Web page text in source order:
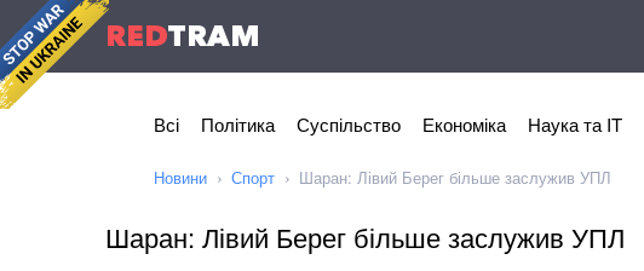
REDTRAM
Всі Політика Суспільство Економіка Наука та IT
Новини Спорт Шаран: Лівий Берег більше заслужив УПЛ
Шаран: Лівий Берег більше заслужив УПЛ